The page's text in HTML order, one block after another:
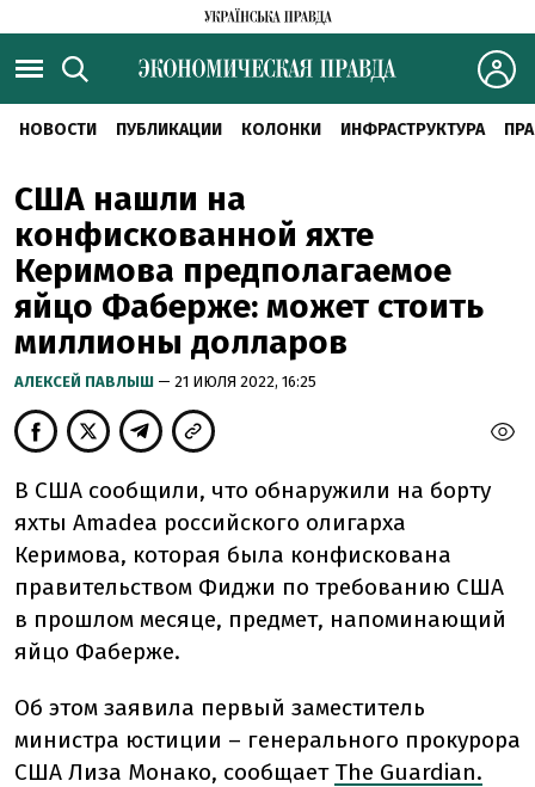
НОВОСТИ ПУБЛИКАЦИИ КОЛОНКИ ИНФРАСТРУКТУРА
США нашли на
конфискованной яхте
Керимова предполагаемое
яйцо Фаберже: может стоить
миллионы долларов
АЛЕКСЕЙ ПАВЛЫШ — 21 ИЮЛЯ 2022, 16:25
В США сообщили, что обнаружили на борту
яхты Amadea российского олигарха
Керимова, которая была конфискована
правительством Фиджи по требованию США
в прошлом месяце, предмет, напоминающий
яйцо Фаберже.
Об этом заявила первый заместитель
министра юстиции – генерального прокурора
США Лиза Монако, сообщает The Guardian.